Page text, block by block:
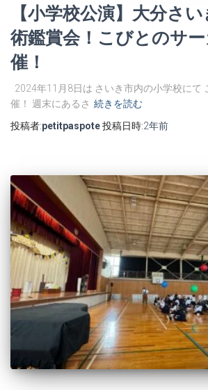
【小学校公演】大分さ
術鑑賞会！こびとのサ
催！
2024年11月8日は さいき市内の小学校にて
催！ 週末にあるさ 続きを読む
投稿者:petitpaspote投稿日時:2年前